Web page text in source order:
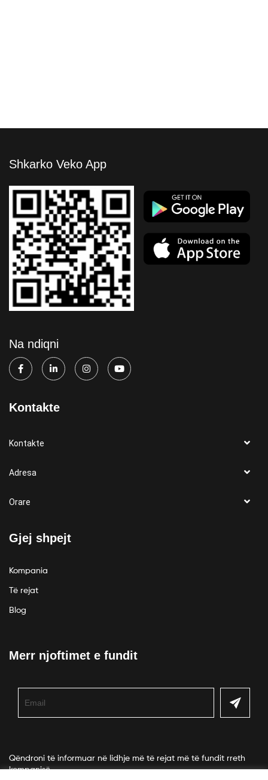
Shkarko Veko App
Na ndiqni
Kontakte
Kontakte
Adresa
Orare
Gjej shpejt
Kompania
Të rejat
Blog
Merr njoftimet e fundit
Qëndroni të informuar në lidhje më të rejat më të fundit rreth
kompanisë.